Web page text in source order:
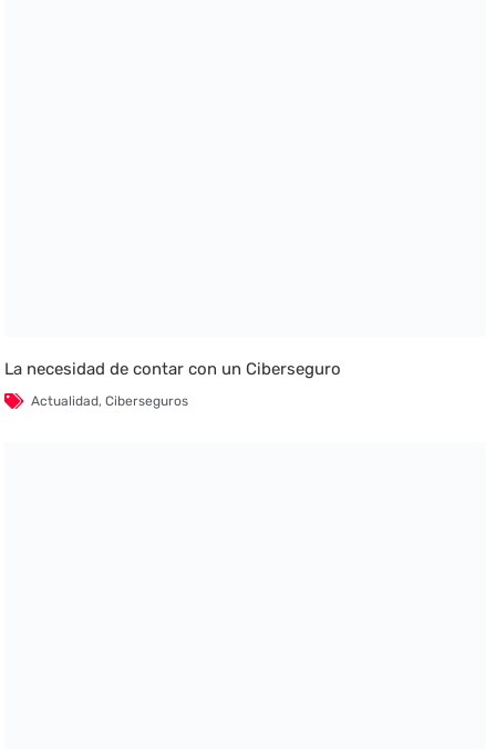
La necesidad de contar con un Ciberseguro
Actualidad,Ciberseguros